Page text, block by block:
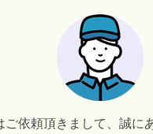
ご依頼頂きまして、誠に